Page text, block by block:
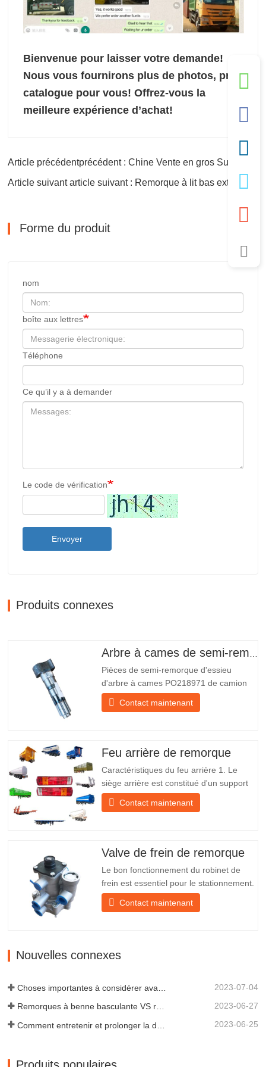
Bienvenue pour laisser votre demande!
Nous vous fournirons plus de photos, prix,
catalogue pour vous! Offrez-vous la
meilleure expérience d’achat!
Forme du produit
nom
boîte aux lettres
Téléphone
Ce qu’il y a à demander
Le code de vérification
Envoyer
Produits connexes
Pièces de semi-remorque d'essieu
d'arbre à cames PO218971 de camion
chinois à vendre Caractéristiques Produit
Pièces de rechange pour remorque
expédition À propos de nous Chengda
Group est un fabricant chinois de…
Contact maintenant
Feu arrière de remorque
Caractéristiques du feu arrière 1. Le
siège arrière est constitué d'un support
en fer, beaucoup plus résistant que
d'autres matériaux. Des vis et des écrous
l'abat-jour pour mieux protéger l'abat-jour
Contact maintenant
Valve de frein de remorque
Le bon fonctionnement du robinet de
frein est essentiel pour le stationnement.
Il assure un freinage en douceur de la
remorque. Fondée en 2005, Chengda
scientifiques et une équipe…
Contact maintenant
Nouvelles connexes
2023-07-04
Remorques à benne basculante VS remorques à benne latérale : quelle est la meilleure solution pour votre entreprise ? 2023-06-27
2023-06-25
Produits populaires